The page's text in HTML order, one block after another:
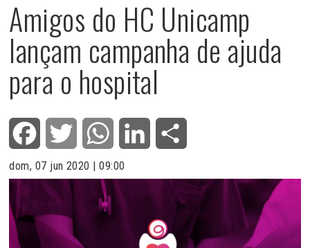
Amigos do HC Unicamp
lançam campanha de ajuda
para o hospital
Facebook Twitter WhatsApp LinkedIn
dom, 07 jun 2020 | 09:00